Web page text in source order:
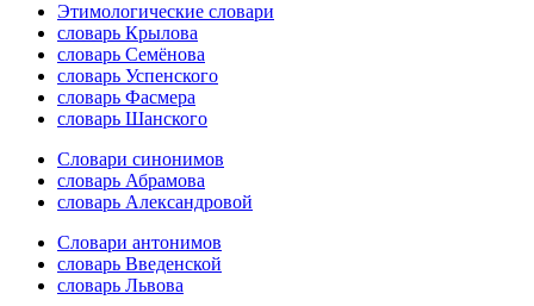
Этимологические словари
словарь Крылова
словарь Семёнова
словарь Успенского
словарь Фасмера
словарь Шанского
Словари синонимов
словарь Абрамова
словарь Александровой
Словари антонимов
словарь Введенской
словарь Львова